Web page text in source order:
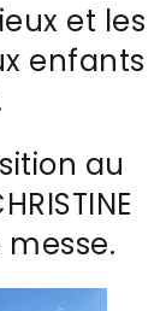
et les
enfants
au